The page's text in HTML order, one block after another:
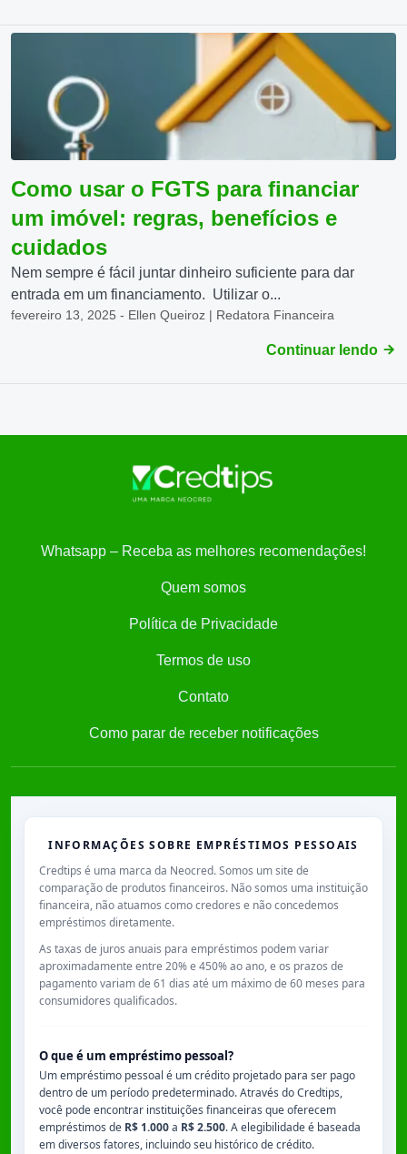
Como usar o FGTS para financiar
um imóvel: regras, benefícios e
cuidados
Nem sempre é fácil juntar dinheiro suficiente para dar
entrada em um financiamento. Utilizar o...
fevereiro 13, 2025 - Ellen Queiroz | Redatora Financeira
Continuar lendo
Whatsapp – Receba as melhores recomendações!
Quem somos
Política de Privacidade
Termos de uso
Contato
Como parar de receber notificações
INFORMAÇÕES SOBRE EMPRÉSTIMOS PESSOAIS
Credtips é uma marca da Neocred. Somos um site de
comparação de produtos financeiros. Não somos uma instituição
financeira, não atuamos como credores e não concedemos
empréstimos diretamente.
As taxas de juros anuais para empréstimos podem variar
aproximadamente entre 20% e 450% ao ano, e os prazos de
pagamento variam de 61 dias até um máximo de 60 meses para
consumidores qualificados.
O que é um empréstimo pessoal?
Um empréstimo pessoal é um crédito projetado para ser pago
dentro de um período predeterminado. Através do Credtips,
você pode encontrar instituições financeiras que oferecem
empréstimos de R$ 1.000a R$ 2.500. A elegibilidade é baseada
em diversos fatores, incluindo seu histórico de crédito.